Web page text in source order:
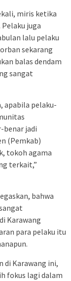
miris ketika
juga
lalu pelaku
sekarang
balas dendam
sangat
apabila pelaku-
benar jadi
(Pemkab)
tokoh agama
terkait,”
bahwa
Karawang
para pelaku itu
di Karawang ini,
fokus lagi dalam